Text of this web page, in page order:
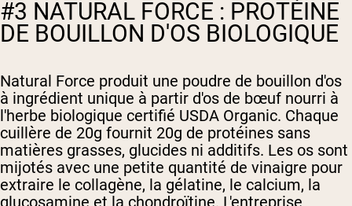
#3 NATURAL FORCE : PROTÉINE
DE BOUILLON D'OS BIOLOGIQUE
Natural Force produit une poudre de bouillon d'os
à ingrédient unique à partir d'os de bœuf nourri à
l'herbe biologique certifié USDA Organic. Chaque
cuillère de 20g fournit 20g de protéines sans
matières grasses, glucides ni additifs. Les os sont
mijotés avec une petite quantité de vinaigre pour
extraire le collagène, la gélatine, le calcium, la
glucosamine et la chondroïtine. L'entreprise